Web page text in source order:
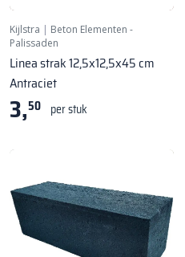
Kijlstra | Beton Elementen -
Palissaden
Linea strak 12,5x12,5x45 cm
Antraciet
3,50 per stuk